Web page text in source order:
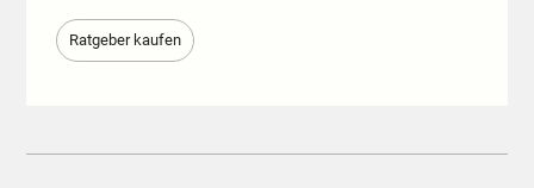
Ratgeber kaufen